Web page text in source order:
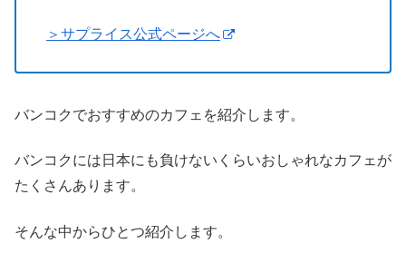
＞サプライス公式ページへ
バンコクでおすすめのカフェを紹介します。
バンコクには日本にも負けないくらいおしゃれなカフェが
たくさんあります。
そんな中からひとつ紹介します。